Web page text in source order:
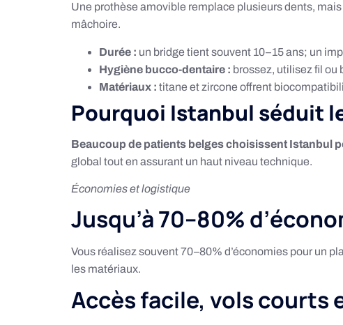
Une prothèse amovible remplace plusieurs dents,
mâchoire.
Durée : un bridge tient souvent 10–15 ans; un
Hygiène bucco-dentaire : brossez, utilisez fil ou
Matériaux : titane et zircone offrent
Pourquoi Istanbul séduit
Beaucoup de patients belges choisissent Istanbul
global tout en assurant un haut niveau technique.
Économies et logistique
Jusqu’à 70–80%
Vous réalisez souvent 70–80% d’économies pour un
les matériaux.
Accès facile, vols courts